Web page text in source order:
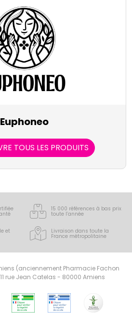
Euphoneo
TOUS LES PRODUITS
15 000 références à bas prix
toute l’année
et Livraison dans toute la
France métropolitaine
(anciennement Pharmacie Fachon
rue Jean Catelas - 80000 Amiens